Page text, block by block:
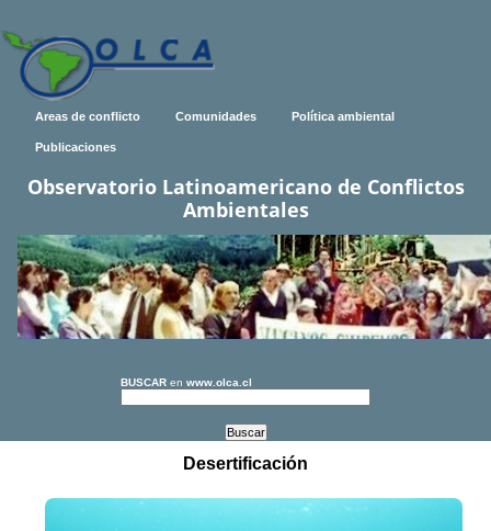
Areas de conflicto Comunidades Política ambiental
Publicaciones
Observatorio Latinoamericano de Conflictos
Ambientales
BUSCAR en www.olca.cl
Desertificación